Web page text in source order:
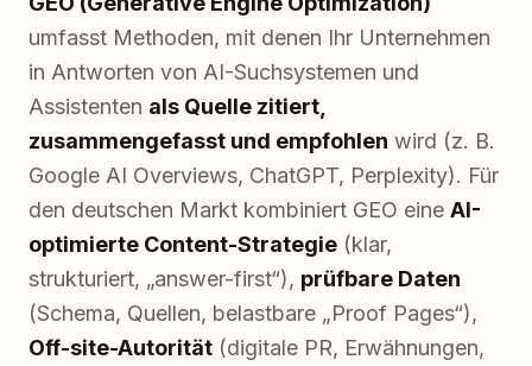
umfasst Methoden, mit denen Ihr Unternehmen
in Antworten von AI-Suchsystemen und
Assistenten als Quelle zitiert,
zusammengefasst und empfohlen wird (z. B.
Google AI Overviews, ChatGPT, Perplexity). Für
den deutschen Markt kombiniert GEO eine AI-
optimierte Content-Strategie (klar,
strukturiert, „answer-first“), prüfbare Daten
(Schema, Quellen, belastbare „Proof Pages“),
Off-site-Autorität (digitale PR, Erwähnungen,